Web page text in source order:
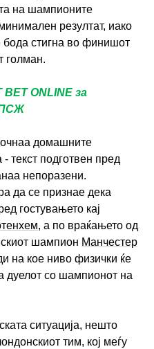
на шампионите
резултат, иако
бода стигна во финишот
голман.
ONLINE за
ПСЖ
домашните
текст подготвен пред
непоразени.
да се признае дека
гостувањето кај
, а по враќањето од
шампион Манчестер
на кое ниво физички ќе
дуелот со шампионот на
ситуација, нешто
тим, кој меѓу